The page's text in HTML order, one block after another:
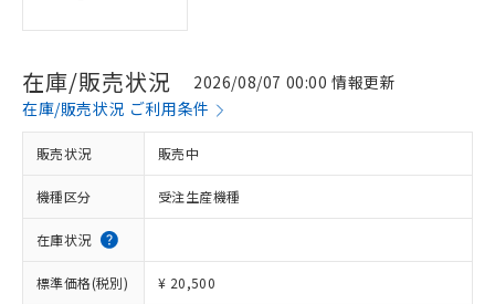
在庫/販売状況
2026/08/07 00:00 情報更新
在庫/販売状況 ご利用条件
販売状況 販売中
機種区分 受注生産機種
在庫状況
標準価格(税別) ¥ 20,500